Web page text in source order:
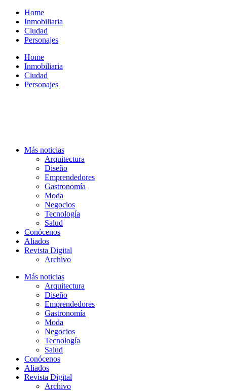
contenido
Home
Inmobiliaria
Ciudad
Personajes
Home
Inmobiliaria
Ciudad
Personajes
Más noticias
Arquitectura
Diseño
Emprendedores
Gastronomía
Moda
Negocios
Tecnología
Salud
Conócenos
Aliados
Revista Digital
Archivo
Más noticias
Arquitectura
Diseño
Emprendedores
Gastronomía
Moda
Negocios
Tecnología
Salud
Conócenos
Aliados
Revista Digital
Archivo